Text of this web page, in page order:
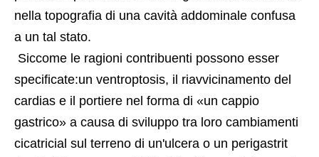
nella topografia di una cavità addominale confusa
a un tal stato.
specificate:un ventroptosis, il riavvicinamento del
cardias e il portiere nel forma di «un cappio
gastrico» a causa di sviluppo tra loro cambiamenti
cicatricial sul terreno di un'ulcera o un perigastrit